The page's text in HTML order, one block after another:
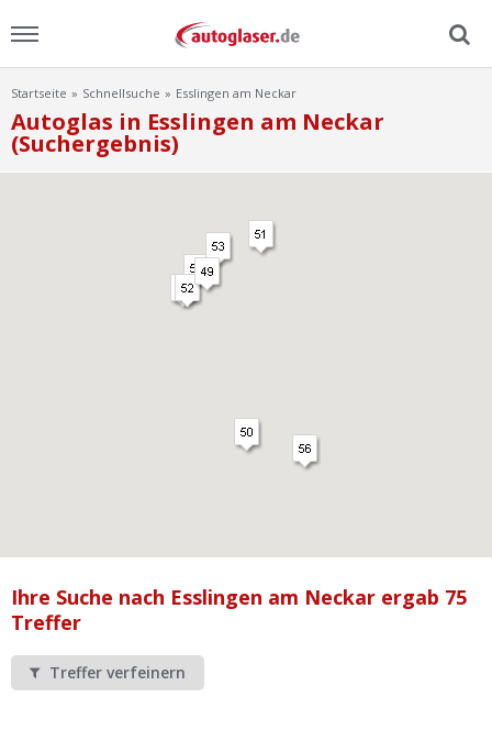
Menu
Home
Werkstatt Login
Startseite Schnellsuche Esslingen am Neckar
Autoglas in Esslingen am Neckar
(Suchergebnis)
Ihre Suche nach Esslingen am Neckar ergab 75
Treffer
Treffer verfeinern